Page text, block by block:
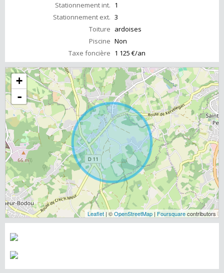
Stationnement int. 1
Stationnement ext. 3
Toiture ardoises
Piscine Non
Taxe foncière 1 125 €/an
+
-
Leaflet| ©OpenStreetMap | Foursquarecontributors